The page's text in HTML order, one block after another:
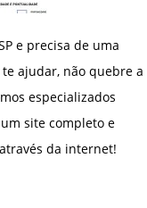
e precisa de uma
ajudar, não quebre a
especializados
site completo e
da internet!